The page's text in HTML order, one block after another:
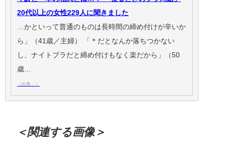
20代以上の女性229人に聞きました
…かといって普通のものは長時間の締め付けが辛いか
ら」（41歳／主婦） 「＊だとなんか落ちつかない
し、ナイトブラだと締め付けもなく楽だから」（50
歳…
（出典：）
＜関連する画像＞